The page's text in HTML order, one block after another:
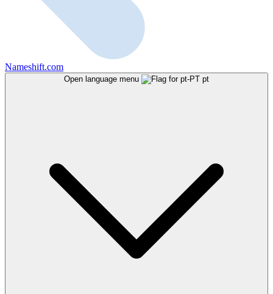
Nameshift.com
Open language menu pt